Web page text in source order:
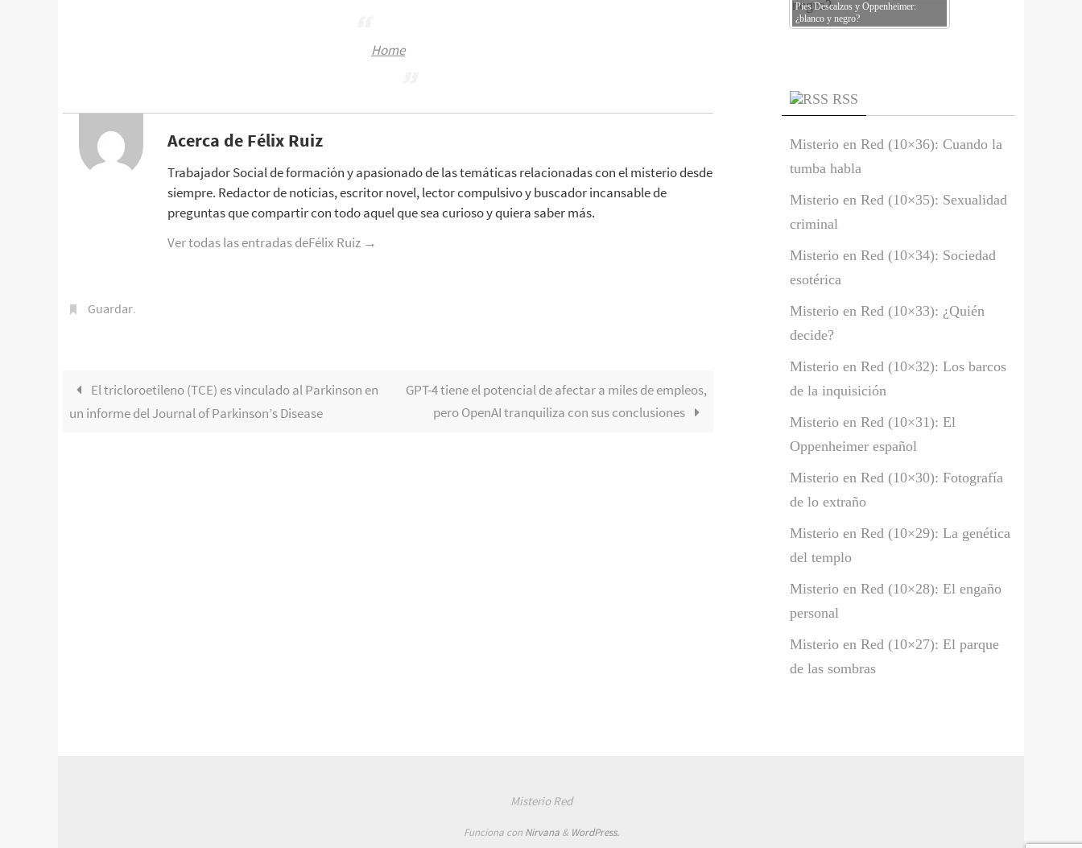
Home
Acerca de Félix Ruiz
Trabajador Social de formación y apasionado de las temáticas relacionadas con el misterio desde
siempre. Redactor de noticias, escritor novel, lector compulsivo y buscador incansable de
preguntas que compartir con todo aquel que sea curioso y quiera saber más.
Ver todas las entradas deFélix Ruiz →
Guardar.
El tricloroetileno (TCE) es vinculado al Parkinson en
un informe del Journal of Parkinson’s Disease
GPT-4 tiene el potencial de afectar a miles de empleos,
pero OpenAI tranquiliza con sus conclusiones
Pies Descalzos y Oppenheimer:
¿blanco y negro?
RSS
Misterio en Red (10×36): Cuando la
tumba habla
Misterio en Red (10×35): Sexualidad
criminal
Misterio en Red (10×34): Sociedad
esotérica
Misterio en Red (10×33): ¿Quién
decide?
Misterio en Red (10×32): Los barcos
de la inquisición
Misterio en Red (10×31): El
Oppenheimer español
Misterio en Red (10×30): Fotografía
de lo extraño
Misterio en Red (10×29): La genética
del templo
Misterio en Red (10×28): El engaño
personal
Misterio en Red (10×27): El parque
de las sombras
Misterio Red
Funciona con Nirvana& WordPress.